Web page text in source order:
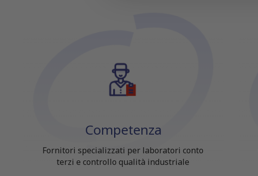
Competenza
Fornitori specializzati per laboratori conto
terzi e controllo qualità industriale